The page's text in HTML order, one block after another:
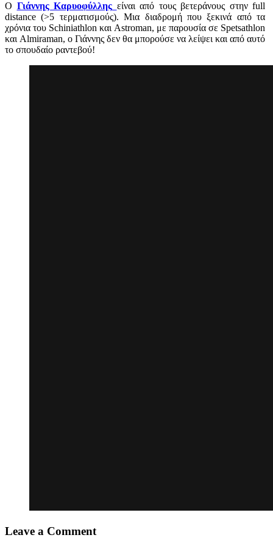
Ο Γιάννης Καρυοφύλλης είναι από τους βετεράνους στην full
distance (>5 τερματισμούς). Μια διαδρομή που ξεκινά από τα
χρόνια του Schiniathlon και Astroman, με παρουσία σε Spetsathlon
και Almiraman, ο Γιάννης δεν θα μπορούσε να λείψει και από αυτό
το σπουδαίο ραντεβού!
Leave a Comment